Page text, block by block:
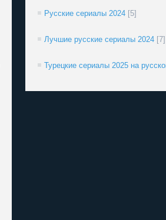
Русские сериалы 2024 [5]
Лучшие русские сериалы 2024 [7]
Турецкие сериалы 2025 на